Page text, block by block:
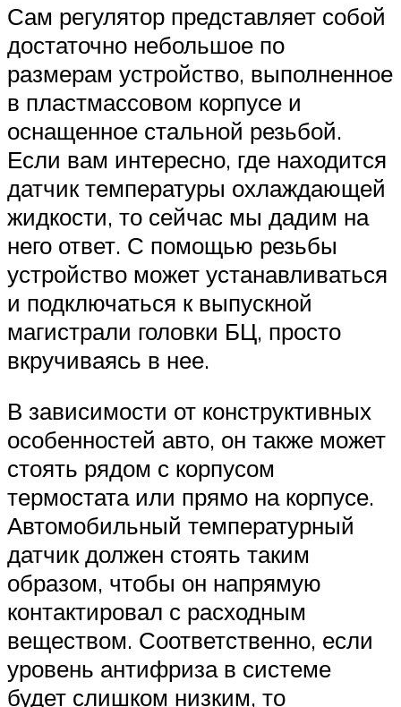
Сам регулятор представляет собой
достаточно небольшое по
размерам устройство, выполненное
в пластмассовом корпусе и
оснащенное стальной резьбой.
Если вам интересно, где находится
датчик температуры охлаждающей
жидкости, то сейчас мы дадим на
него ответ. С помощью резьбы
устройство может устанавливаться
и подключаться к выпускной
магистрали головки БЦ, просто
вкручиваясь в нее.
В зависимости от конструктивных
особенностей авто, он также может
стоять рядом с корпусом
термостата или прямо на корпусе.
Автомобильный температурный
датчик должен стоять таким
образом, чтобы он напрямую
контактировал с расходным
веществом. Соответственно, если
уровень антифриза в системе
будет слишком низким, то